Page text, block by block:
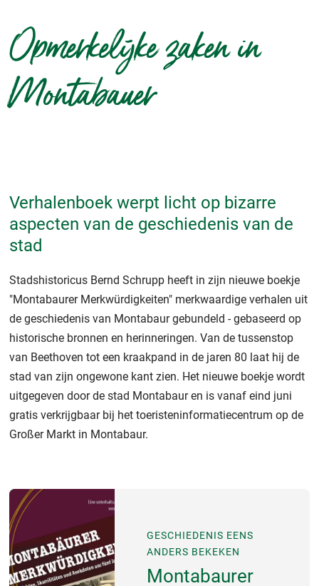
Opmerkelijke zaken in
Montabauer
Verhalenboek werpt licht op bizarre
aspecten van de geschiedenis van de
stad
Stadshistoricus Bernd Schrupp heeft in zijn nieuwe boekje
"Montabaurer Merkwürdigkeiten" merkwaardige verhalen uit
de geschiedenis van Montabaur gebundeld - gebaseerd op
historische bronnen en herinneringen. Van de tussenstop
van Beethoven tot een kraakpand in de jaren 80 laat hij de
stad van zijn ongewone kant zien. Het nieuwe boekje wordt
uitgegeven door de stad Montabaur en is vanaf eind juni
gratis verkrijgbaar bij het toeristeninformatiecentrum op de
Großer Markt in Montabaur.
GESCHIEDENIS EENS
ANDERS BEKEKEN
Montabaurer